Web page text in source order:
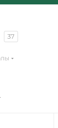
37